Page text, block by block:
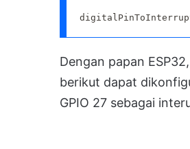
Dengan papan
berikut dapat
GPIO 27 sebagai